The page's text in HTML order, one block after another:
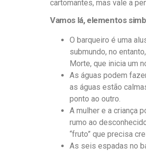
cartomantes, mas vale a
Vamos lá, elementos
O barqueiro é uma
submundo, no
Morte, que inicia um
As águas podem
as águas estão
ponto ao outro.
A mulher e a criança
rumo ao
“fruto” que precisa
As seis espadas no